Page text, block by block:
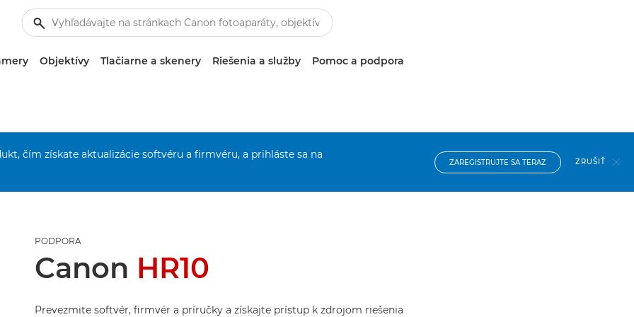
Objektívy Tlačiarne a skenery Riešenia a služby Pomoc a podpora
čím získate aktualizácie softvéru a firmvéru, a prihláste sa na
ZAREGISTRUJTE SA TERAZ ZRUŠIŤ
PODPORA
Canon HR10
Prevezmite softvér, firmvér a príručky a získajte prístup k zdrojom riešenia